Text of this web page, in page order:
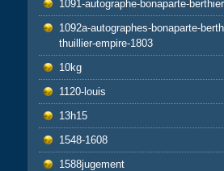
1091-autographe-bonaparte-
1092a-autographes-bonaparte-
thuillier-empire-1803
10kg
1120-louis
13h15
1548-1608
1588jugement